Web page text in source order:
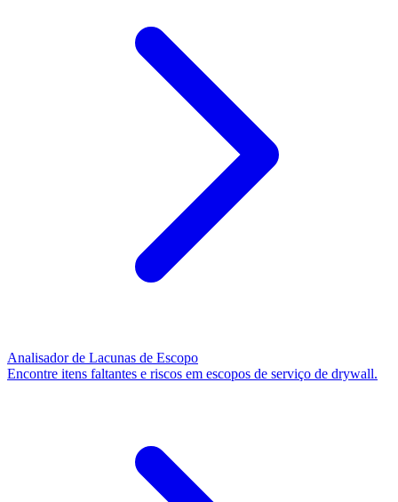
Analisador de Lacunas de Escopo
Encontre itens faltantes e riscos em escopos de serviço de drywall.